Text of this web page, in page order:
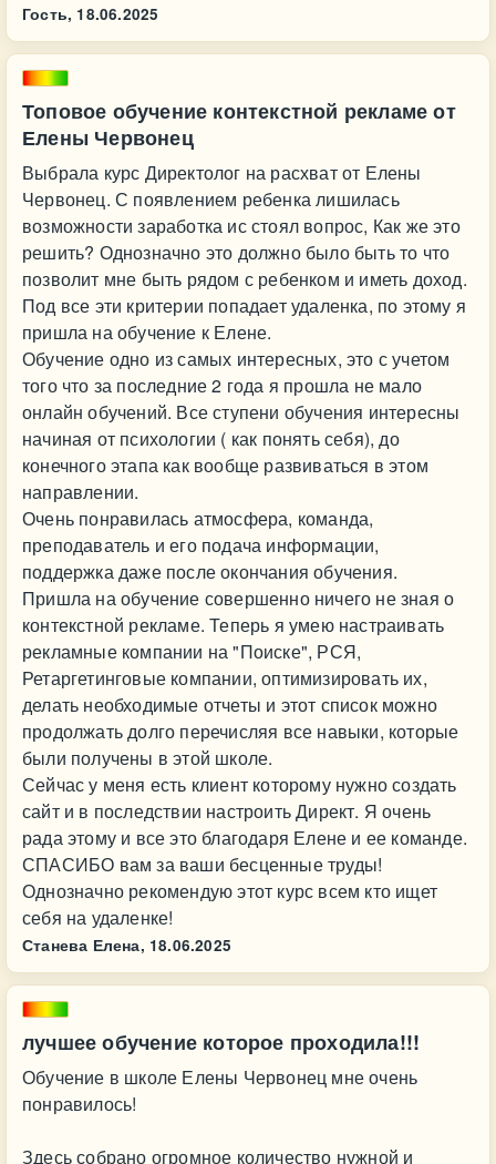
Гость, 18.06.2025
Топовое обучение контекстной рекламе от
Елены Червонец
Выбрала курс Директолог на расхват от Елены
Червонец. С появлением ребенка лишилась
возможности заработка ис стоял вопрос, Как же это
решить? Однозначно это должно было быть то что
позволит мне быть рядом с ребенком и иметь доход.
Под все эти критерии попадает удаленка, по этому я
пришла на обучение к Елене.
Обучение одно из самых интересных, это с учетом
того что за последние 2 года я прошла не мало
онлайн обучений. Все ступени обучения интересны
начиная от психологии ( как понять себя), до
конечного этапа как вообще развиваться в этом
направлении.
Очень понравилась атмосфера, команда,
преподаватель и его подача информации,
поддержка даже после окончания обучения.
Пришла на обучение совершенно ничего не зная о
контекстной рекламе. Теперь я умею настраивать
рекламные компании на "Поиске", РСЯ,
Ретаргетинговые компании, оптимизировать их,
делать необходимые отчеты и этот список можно
продолжать долго перечисляя все навыки, которые
были получены в этой школе.
Сейчас у меня есть клиент которому нужно создать
сайт и в последствии настроить Директ. Я очень
рада этому и все это благодаря Елене и ее команде.
СПАСИБО вам за ваши бесценные труды!
Однозначно рекомендую этот курс всем кто ищет
себя на удаленке!
Станева Елена, 18.06.2025
лучшее обучение которое проходила!!!
Обучение в школе Елены Червонец мне очень
понравилось!
Здесь собрано огромное количество нужной и